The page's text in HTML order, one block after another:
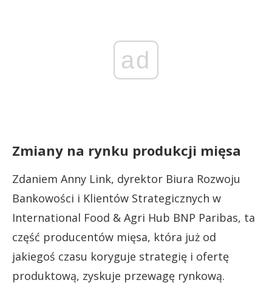
ad
Zmiany na rynku produkcji mięsa
Zdaniem Anny Link, dyrektor Biura Rozwoju
Bankowości i Klientów Strategicznych w
International Food & Agri Hub BNP Paribas, ta
część producentów mięsa, która już od
jakiegoś czasu koryguje strategię i ofertę
produktową, zyskuje przewagę rynkową.